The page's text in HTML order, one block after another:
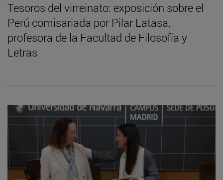
Tesoros del virreinato: exposición sobre el
Perú comisariada por Pilar Latasa,
profesora de la Facultad de Filosofía y
Letras